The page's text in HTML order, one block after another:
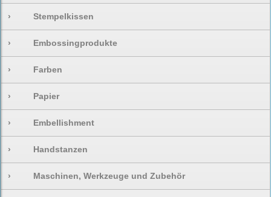
› Stempelkissen
› Embossingprodukte
› Farben
› Papier
› Embellishment
› Handstanzen
› Maschinen, Werkzeuge und Zubehör